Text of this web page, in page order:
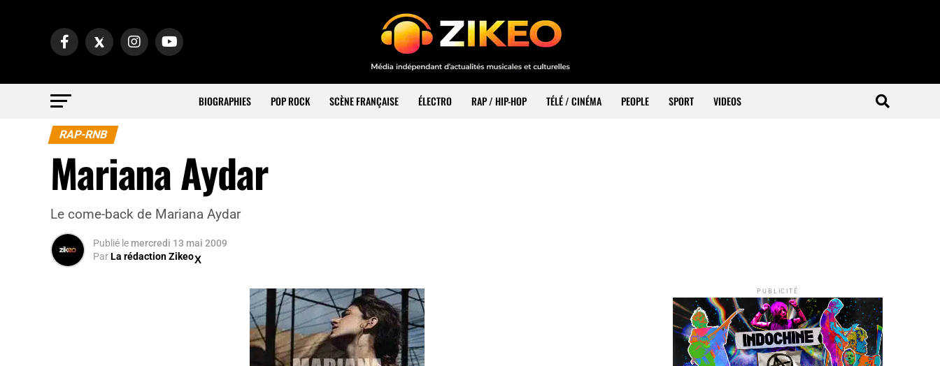
BIOGRAPHIES POP ROCK SCÈNE FRANÇAISE ÉLECTRO RAP / HIP-HOP TÉLÉ / CINÉMA PEOPLE SPORT VIDEOS
RAP-RNB
Mariana Aydar
Le come-back de Mariana Aydar
Publié le mercredi 13 mai 2009
ParLa rédaction Zikeo
PUBLICITÉ